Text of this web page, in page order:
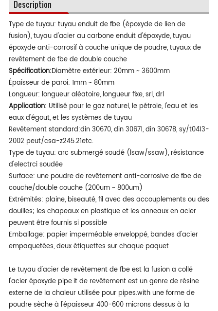
Description
Type de tuyau: tuyau enduit de fbe (époxyde de lien de
fusion), tuyau d'acier au carbone enduit d'époxyde, tuyau
époxyde anti-corrosif à couche unique de poudre, tuyaux de
revêtement de fbe de double couche
Spécification:Diamètre extérieur: 20mm ~ 3600mm
Épaisseur de paroi: 1mm ~ 80mm
Longueur: longueur aléatoire, longueur fixe, srl, drl
Application: Utilisé pour le gaz naturel, le pétrole, l'eau et les
eaux d'égout, et les systèmes de tuyau
Revêtement standard:din 30670, din 30671, din 30678, sy/t0413-
2002 peut/csa-z245.21etc.
Type de tuyau: arc submergé soudé (lsaw/ssaw), résistance
d'electrci soudée
Surface: une poudre de revêtement anti-corrosive de fbe de
couche/double couche (200um ~ 800um)
Extrémités: plaine, biseauté, fil avec des accouplements ou des
douilles; les chapeaux en plastique et les anneaux en acier
peuvent être fournis si possible
Emballage: papier imperméable enveloppé, bandes d'acier
empaquetées, deux étiquettes sur chaque paquet
Le tuyau d'acier de revêtement de fbe est la fusion a collé
l'acier époxyde pipe.it de revêtement est un genre de résine
externe de la chaleur utilisée pour pipes.with une forme de
poudre sèche à l'épaisseur 400-600 microns dessus à la